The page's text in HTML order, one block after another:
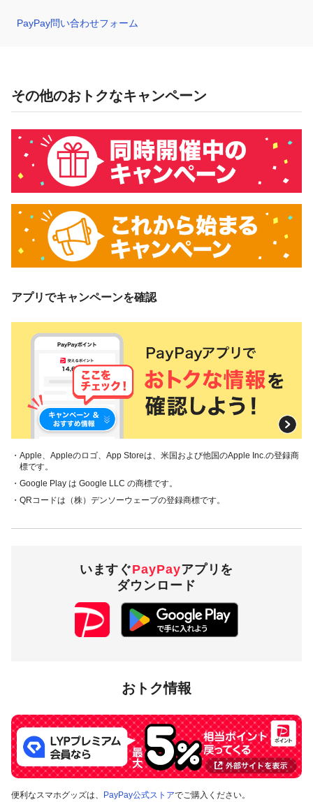
PayPay問い合わせフォーム
その他のおトクなキャンペーン
アプリでキャンペーンを確認
・Apple、Appleのロゴ、App Storeは、米国および他国のApple Inc.の登録商
標です。
・Google Play は Google LLC の商標です。
・QRコードは（株）デンソーウェーブの登録商標です。
いますぐPayPayアプリを
ダウンロード
おトク情報
便利なスマホグッズは、 PayPay公式ストアでご購入ください。